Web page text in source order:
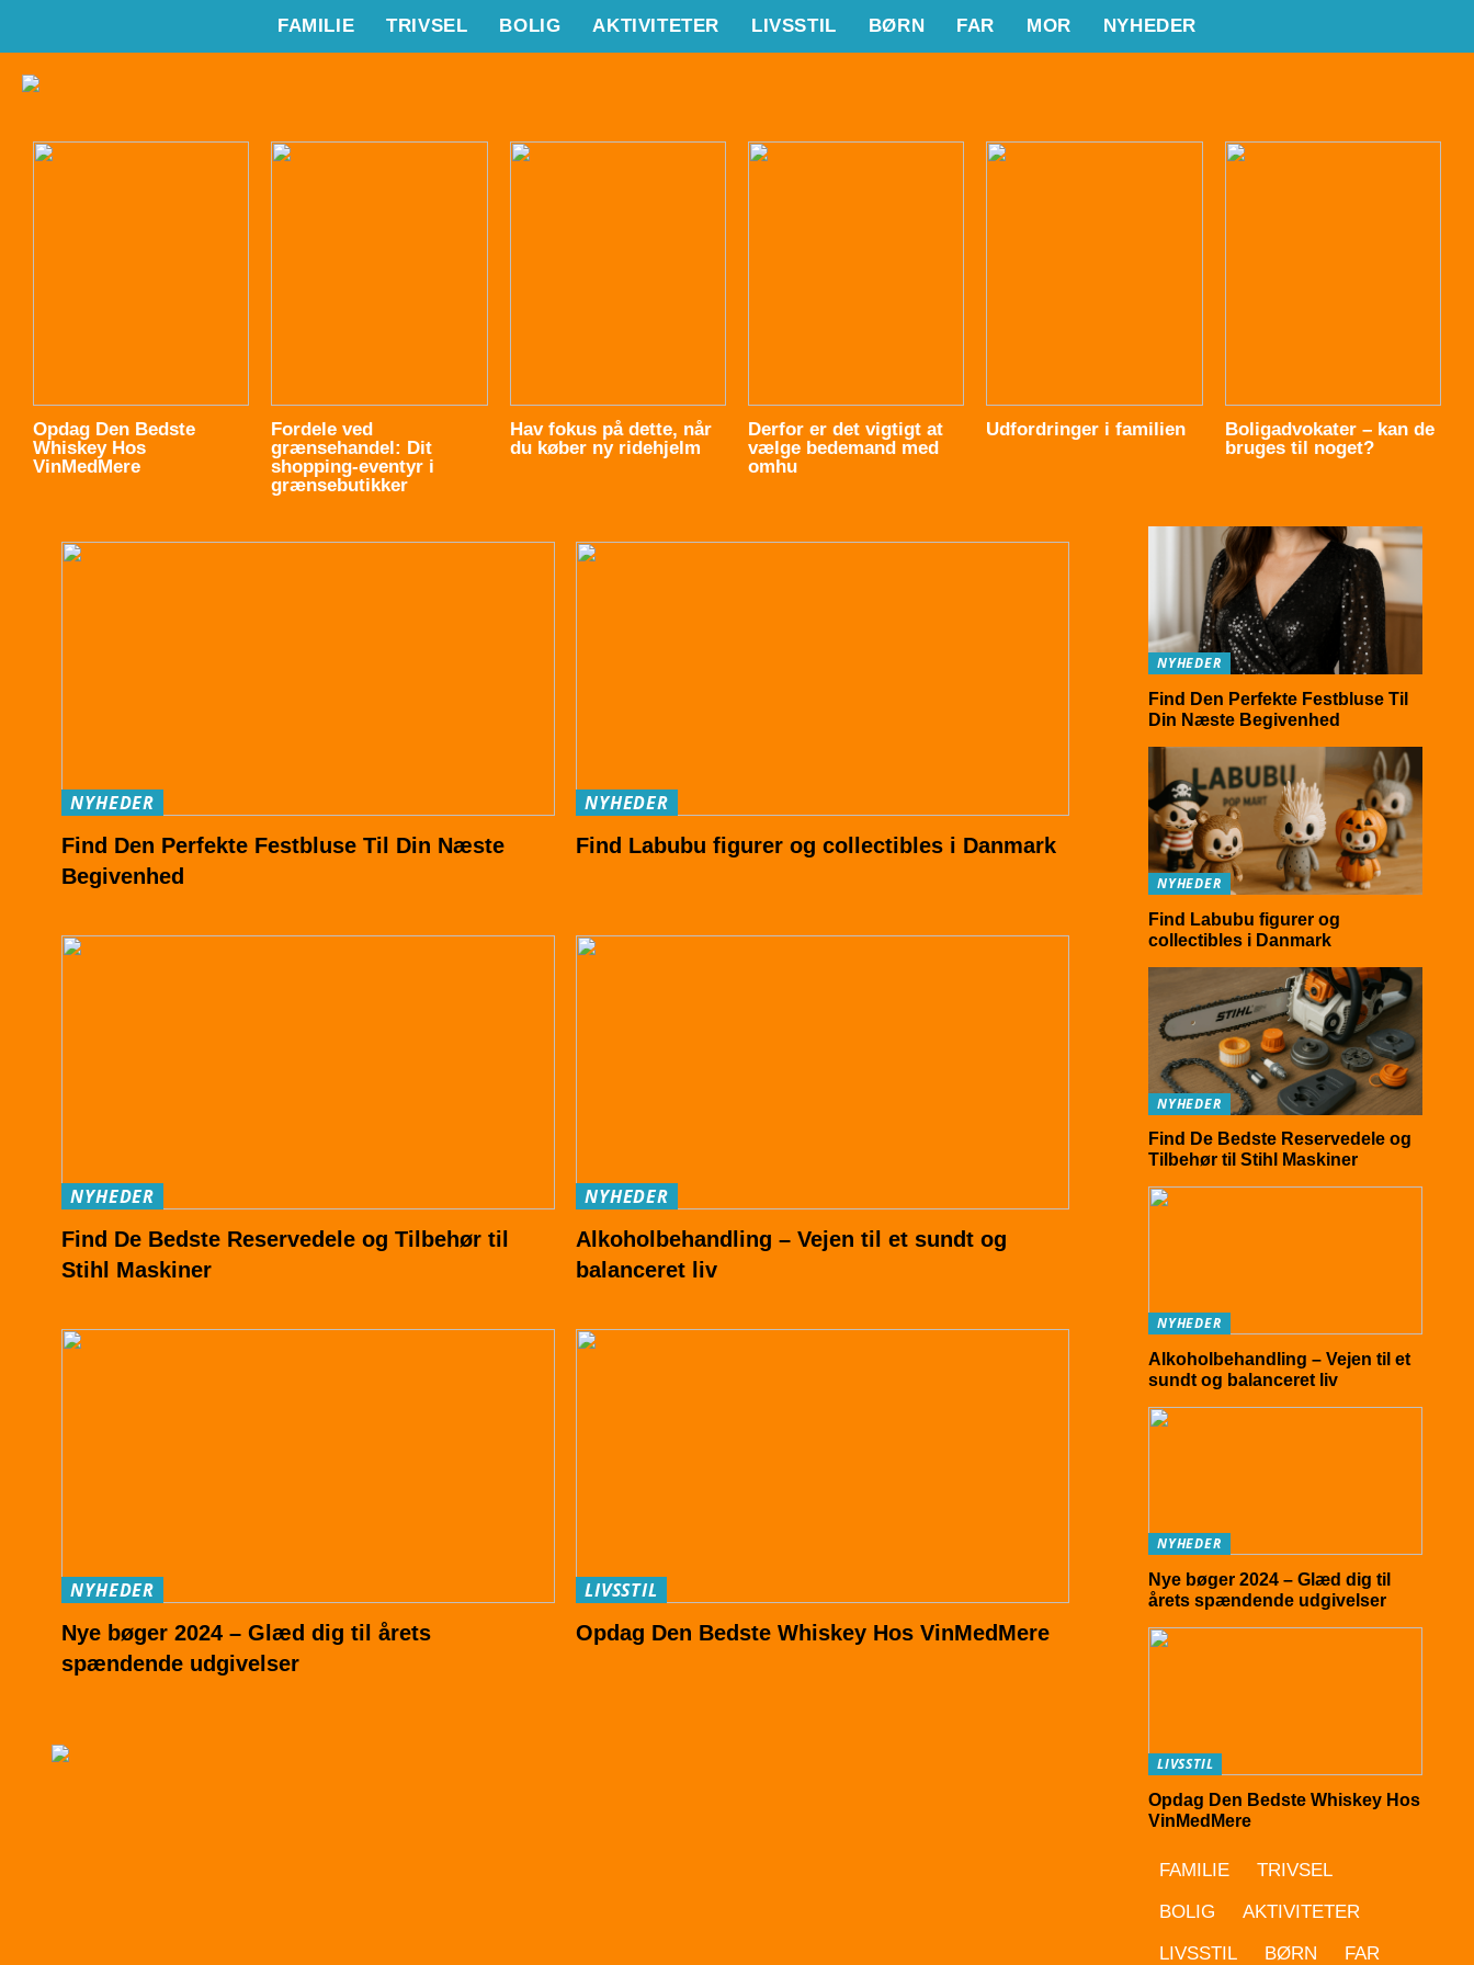
FAMILIE TRIVSEL BOLIG AKTIVITETER LIVSSTIL BØRN FAR MOR NYHEDER
Opdag Den Bedste
Whiskey Hos
VinMedMere
Fordele ved
grænsehandel: Dit
shopping-eventyr i
grænsebutikker
Hav fokus på dette, når
du køber ny ridehjelm
Derfor er det vigtigt at
vælge bedemand med
omhu
Udfordringer i familien
Boligadvokater – kan de
bruges til noget?
NYHEDER
Find Den Perfekte Festbluse Til Din Næste
Begivenhed
NYHEDER
Find Labubu figurer og collectibles i Danmark
NYHEDER
Find De Bedste Reservedele og Tilbehør til
Stihl Maskiner
NYHEDER
Alkoholbehandling – Vejen til et sundt og
balanceret liv
NYHEDER
Nye bøger 2024 – Glæd dig til årets
spændende udgivelser
LIVSSTIL
Opdag Den Bedste Whiskey Hos VinMedMere
NYHEDER
Find Den Perfekte Festbluse Til
Din Næste Begivenhed
NYHEDER
Find Labubu figurer og
collectibles i Danmark
NYHEDER
Find De Bedste Reservedele og
Tilbehør til Stihl Maskiner
NYHEDER
Alkoholbehandling – Vejen til et
sundt og balanceret liv
NYHEDER
Nye bøger 2024 – Glæd dig til
årets spændende udgivelser
LIVSSTIL
Opdag Den Bedste Whiskey Hos
VinMedMere
FAMILIE
TRIVSEL
BOLIG
AKTIVITETER
LIVSSTIL
BØRN
FAR